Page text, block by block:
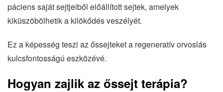
páciens saját sejtjeiből előállított sejtek, amelyek
kiküszöbölhetik a kilökődés veszélyét.
Ez a képesség teszi az őssejteket a regeneratív orvoslás
kulcsfontosságú eszközévé.
Hogyan zajlik az őssejt terápia?